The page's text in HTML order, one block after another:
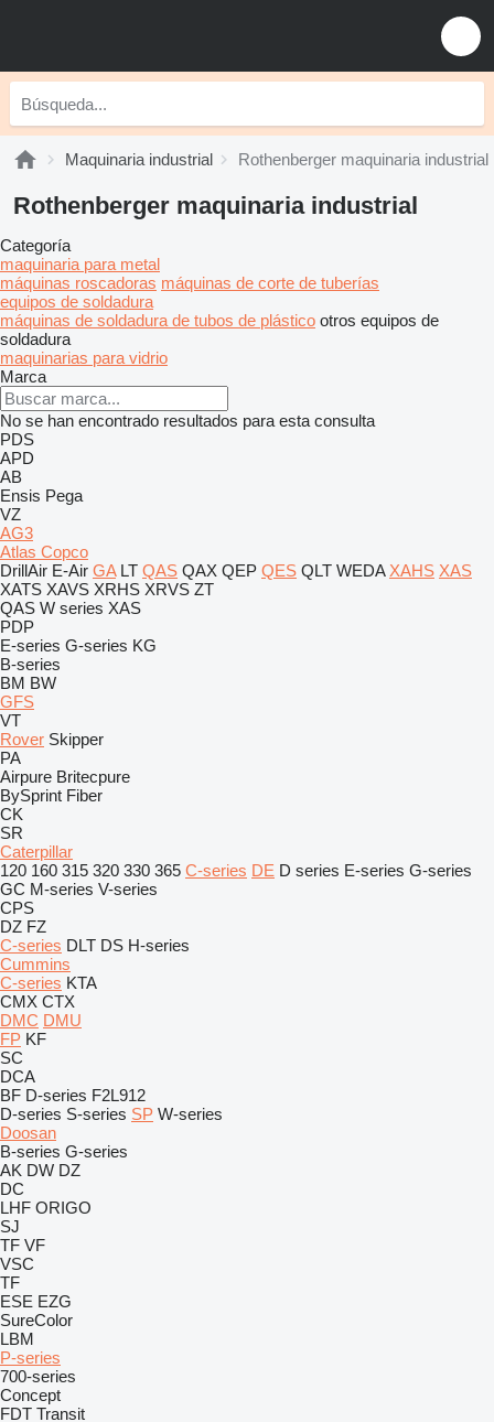
Maquinaria industrial Rothenberger maquinaria industrial
Rothenberger maquinaria industrial
Categoría
maquinaria para metal
máquinas roscadoras máquinas de corte de tuberías
equipos de soldadura
máquinas de soldadura de tubos de plástico otros equipos de
soldadura
maquinarias para vidrio
Marca
No se han encontrado resultados para esta consulta
PDS
APD
AB
Ensis Pega
VZ
AG3
Atlas Copco
DrillAir E-Air GA LT QAS QAX QEP QES QLT WEDA XAHS XAS
XATS XAVS XRHS XRVS ZT
QAS W series XAS
PDP
E-series G-series KG
B-series
BM BW
GFS
VT
Rover Skipper
PA
Airpure Britecpure
BySprint Fiber
CK
SR
Caterpillar
120 160 315 320 330 365 C-series DE D series E-series G-series
GC M-series V-series
CPS
DZ FZ
C-series DLT DS H-series
Cummins
C-series KTA
CMX CTX
DMC DMU
FP KF
SC
DCA
BF D-series F2L912
D-series S-series SP W-series
Doosan
B-series G-series
AK DW DZ
DC
LHF ORIGO
SJ
TF VF
VSC
TF
ESE EZG
SureColor
LBM
P-series
700-series
Concept
FDT Transit